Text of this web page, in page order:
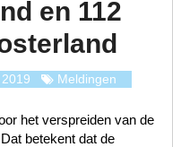
en 112
Meldingen
het verspreiden van de
betekent dat de